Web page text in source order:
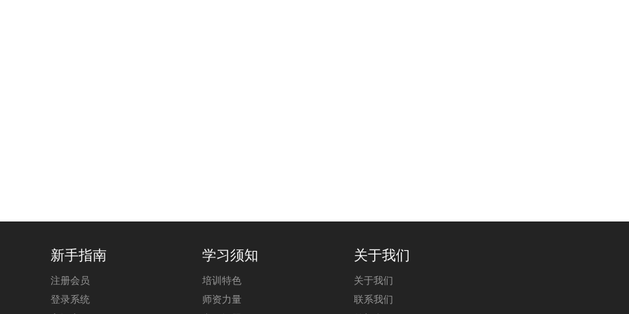
新手指南
注册会员
登录系统
学习须知
培训特色
师资力量
关于我们
关于我们
联系我们